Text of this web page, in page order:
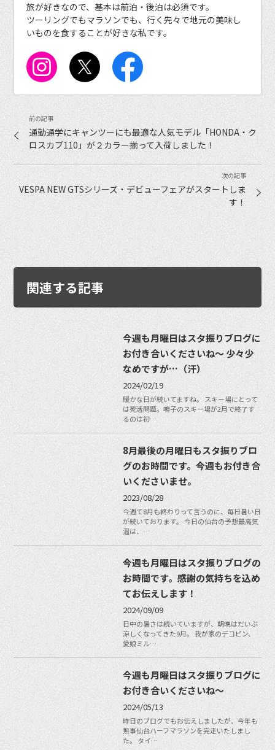
旅が好きなので、基本は前泊・後泊は必須です。
ツーリングでもマラソンでも、行く先々で地元の美味し
いものを食することが好きな私です。
通勤通学にキャンツーにも最適な人気モデル「HONDA・ク
ロスカブ110」が２カラー揃って入荷しました！
VESPA NEW GTSシリーズ・デビューフェアがスタートしま
す！
関連する記事
今週も月曜日はスタ振りブログに
お付き合いくださいね〜 少々少
なめですが…（汗）
2024/02/19
暖かな日が続いてますね。 スキー場にとって
は死活問題。鳴子のスキー場が2月で終了す
るのは初…
8月最後の月曜日もスタ振りブロ
グのお時間です。今週もお付き合
いくださいませ。
2023/08/28
今週で8月も終わりって言うのに、毎日暑い日
が続いております。 今日の仙台の予想最高気
温は、…
今週も月曜日はスタ振りブログの
お時間です。感謝の気持ちを込め
てお伝えします！
2024/09/09
日中の暑さは続いていますが、朝晩はだいぶ
涼しくなってきた9月。 我が家のデコピン、
愛娘ミル…
今週も月曜日はスタ振りブログに
お付き合いくださいね〜
2024/05/13
昨日のブログでもお伝えしましたが、今年も
無事仙台ハーフマラソンを完走いたしまし
た。 タイ…